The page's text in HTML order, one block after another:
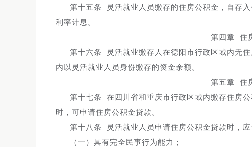
第十五条 灵活就业人员缴存的住房公积金，自存
利率计息。
第四章 住
第十六条 灵活就业缴存人在德阳市行政区域内无
内以灵活就业人员身份缴存的资金余额。
第五章 住
第十七条 在四川省和重庆市行政区域内缴存住房
时，可申请住房公积金贷款。
第十八条 灵活就业人员申请住房公积金贷款时，应
（一）具有完全民事行为能力；